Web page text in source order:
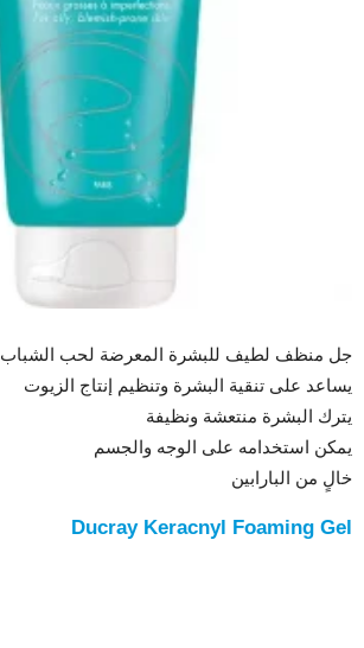
جل منظف لطيف للبشرة المعرضة لحب الشباب
يساعد على تنقية البشرة وتنظيم إنتاج الزيوت
يترك البشرة منتعشة ونظيفة
يمكن استخدامه على الوجه والجسم
خالٍ من البارابين
Ducray Keracnyl Foaming Gel